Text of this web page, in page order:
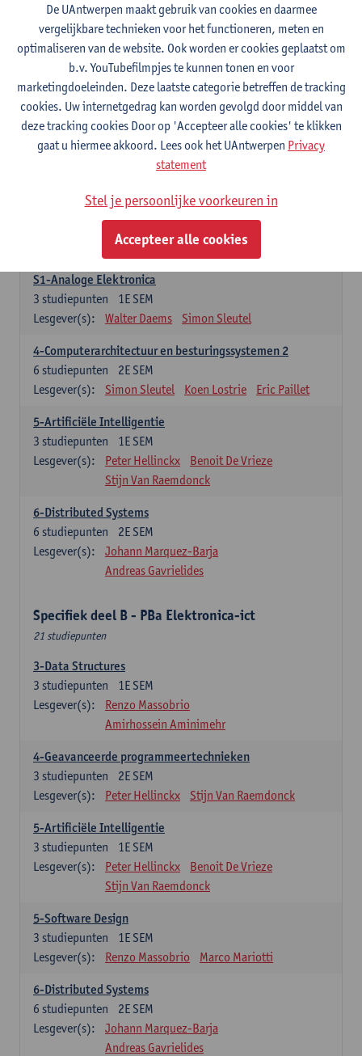
Lesgever(s):
Maarten Weyn
Rafael Berkvens
Rreze Halili
6-Digital Signal Processing
2E SEM
3studiepunten
Lesgever(s):
Walter Daems
Specifiek deel A - PBa Toegepaste Informatica
1-Basis digitale elektronica 1
studiepunten
Koen Lostrie
S1-Analoge Elektronica
1E SEM
3 studiepunten
Lesgever(s):
Walter Daems Simon Sleutel
4-Computerarchitectuur en besturingssystemen 2
2E SEM
6 studiepunten
Lesgever(s):
Simon Sleutel Koen Lostrie Eric Paillet
5-Artificiële Intelligentie
1E SEM
3 studiepunten
Lesgever(s):
Peter Hellinckx
Benoit De Vrieze
Stijn Van Raemdonck
6-Distributed Systems
2E SEM
6 studiepunten
Lesgever(s):
Johann Marquez-Barja
Andreas Gavrielides
Specifiek deel B - PBa Elektronica-ict
21 studiepunten
3-Data Structures
1E SEM
3 studiepunten
Lesgever(s):
Renzo Massobrio
Amirhossein Aminimehr
4-Geavanceerde programmeertechnieken
2E SEM
3 studiepunten
Lesgever(s):
Peter Hellinckx Stijn Van Raemdonck
5-Artificiële Intelligentie
1E SEM
3 studiepunten
Lesgever(s):
Peter Hellinckx
Benoit De Vrieze
Stijn Van Raemdonck
5-Software Design
1E SEM
3 studiepunten
Lesgever(s):
Renzo Massobrio Marco Mariotti
6-Distributed Systems
2E SEM
6 studiepunten
Lesgever(s):
Johann Marquez-Barja
Andreas Gavrielides
De UAntwerpen maakt gebruik van cookies en daarmee
vergelijkbare technieken voor het functioneren, meten en
optimaliseren van de website. Ook worden er cookies geplaatst om
b.v. YouTubefilmpjes te kunnen tonen en voor
marketingdoeleinden. Deze laatste categorie betreffen de tracking
cookies. Uw internetgedrag kan worden gevolgd door middel van
deze tracking cookies Door op 'Accepteer alle cookies' te klikken
gaat u hiermee akkoord. Lees ook het UAntwerpen Privacy
statement
Stel je persoonlijke voorkeuren in
Accepteer alle cookies